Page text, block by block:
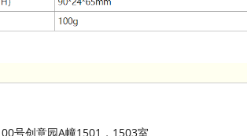
号创意园A幢1501，1503室